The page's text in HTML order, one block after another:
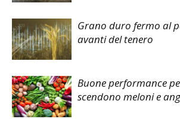
Grano duro fermo al
avanti del tenero
Buone performance
scendono meloni e